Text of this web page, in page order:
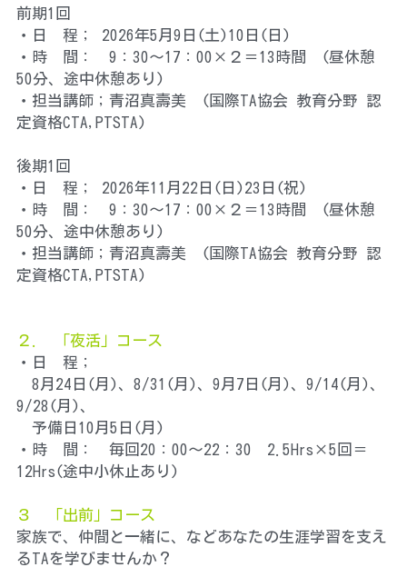
前期1回
・日　程； 2026年5月9日(土)10日(日)
・時　間：　9：30～17：00×２＝13時間　(昼休憩
50分、途中休憩あり)
・担当講師；青沼真壽美　(国際TA協会 教育分野 認
定資格CTA,PTSTA)
後期1回
・日　程； 2026年11月22日(日)23日(祝)
・時　間：　9：30～17：00×２＝13時間　(昼休憩
50分、途中休憩あり)
・担当講師；青沼真壽美　(国際TA協会 教育分野 認
定資格CTA,PTSTA)
２.　「夜活」コース
・日　程；
8月24日(月)、8/31(月)、9月7日(月)、9/14(月)、
9/28(月)、
予備日10月5日(月)
・時　間： 毎回20：00～22：30　2.5Hrs×5回＝
12Hrs(途中小休止あり)
３　「出前」コース
家族で、仲間と一緒に、などあなたの生涯学習を支え
るTAを学びませんか？